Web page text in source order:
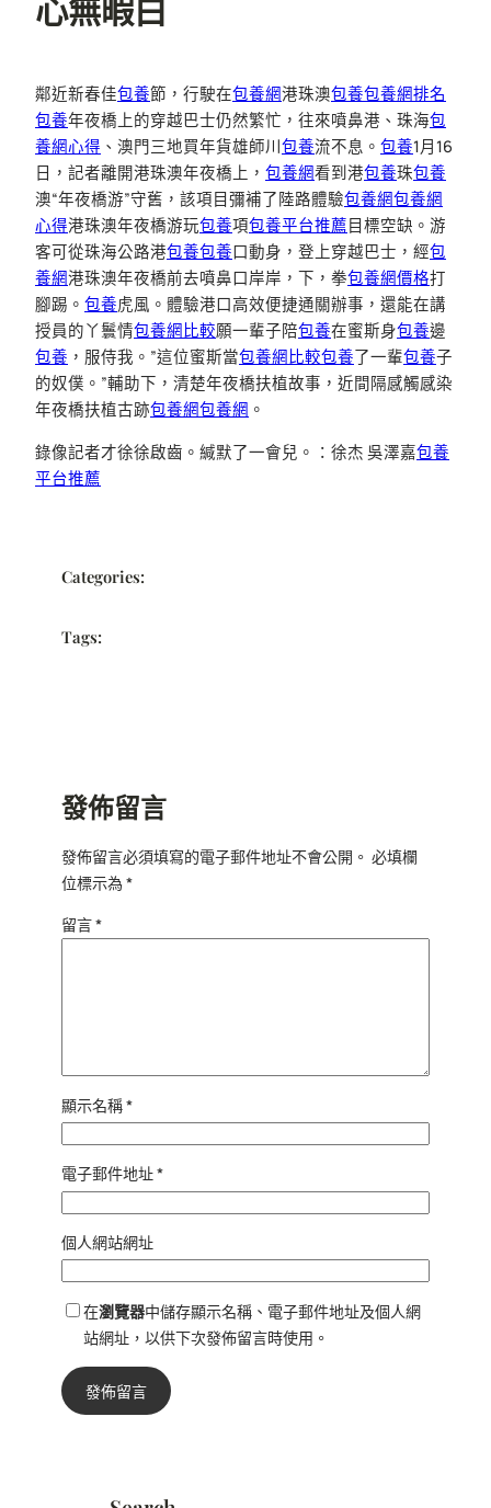
心無暇白
鄰近新春佳包養節，行駛在包養網港珠澳包養包養網排名
包養年夜橋上的穿越巴士仍然繁忙，往來噴鼻港、珠海包
養網心得 、澳門三地買年貨雄師川包養流不息。 包養1月16
日，記者離開港珠澳年夜橋上， 包養網看到港包養珠包養
澳“年夜橋游”守舊，該項目彌補了陸路體驗包養網包養網
心得港珠澳年夜橋游玩包養項包養平台推薦 目標空缺。游
客可從珠海公路港包養包養口動身，登上穿越巴士，經包
養網港珠澳年夜橋前去噴鼻口岸岸，下，拳包養網價格打
腳踢。 包養虎風。體驗港口高效便捷通關辦事，還能在講
授員的丫鬟情包養網比較願一輩子陪包養在蜜斯身包養邊
包養 ，服侍我。”這位蜜斯當包養網比較包養了一輩包養子
的奴僕。”輔助下，清楚年夜橋扶植故事，近間隔感觸感染
年夜橋扶植古跡包養網包養網 。
錄像記者才徐徐啟齒。緘默了一會兒。：徐杰 吳澤嘉包養
平台推薦
Categories:
Tags:
發佈留言
發佈留言必須填寫的電子郵件地址不會公開。 必填欄
位標示為*
留言*
顯示名稱*
電子郵件地址*
個人網站網址
在瀏覽器中儲存顯示名稱、電子郵件地址及個人網
站網址，以供下次發佈留言時使用。